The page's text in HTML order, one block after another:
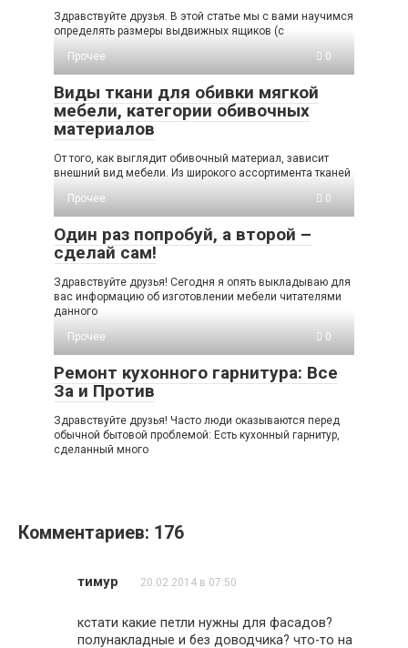
Здравствуйте друзья. В этой статье мы с вами научимся
определять размеры выдвижных ящиков (с
Прочее
0
Виды ткани для обивки мягкой
мебели, категории обивочных
материалов
От того, как выглядит обивочный материал, зависит
внешний вид мебели. Из широкого ассортимента тканей
Прочее
0
Один раз попробуй, а второй –
сделай сам!
Здравствуйте друзья! Сегодня я опять выкладываю для
вас информацию об изготовлении мебели читателями
данного
Прочее
0
Ремонт кухонного гарнитура: Все
За и Против
Здравствуйте друзья! Часто люди оказываются перед
обычной бытовой проблемой: Есть кухонный гарнитур,
сделанный много
Комментариев: 176
тимур 20.02.2014 в 07:50
кстати какие петли нужны для фасадов?
полунакладные и без доводчика? что-то на